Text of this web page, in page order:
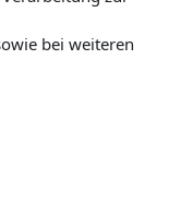
bei weiteren